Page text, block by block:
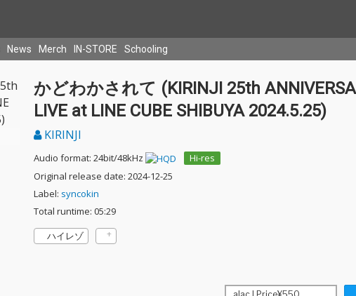
News Merch IN-STORE Schooling
かどわかされて (KIRINJI 25th
LIVE at LINE CUBE SHIBUYA 2024.5.25)
KIRINJI
Audio format: 24bit/48kHz
Hi-res
Original release date: 2024-12-25
Label: syncokin
Total runtime: 05:29
ハイレゾ